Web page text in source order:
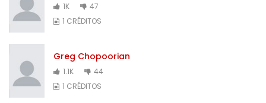
1K
47
1 CRÉDITOS
Greg Chopoorian
1.1K
44
1 CRÉDITOS